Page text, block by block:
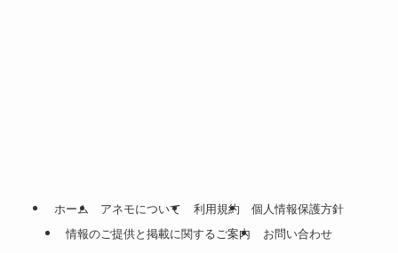
ホーム アネモについて 利用規約
個人情報保護方針
情報のご提供と掲載に関するご案内
お問い合わせ